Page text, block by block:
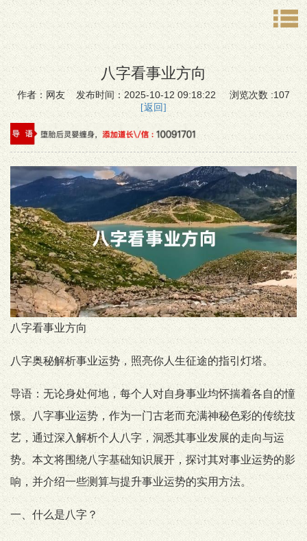
八字看事业方向
作者：网友 发布时间：2025-10-12 09:18:22 浏览次数 :107
[返回]
八字看事业方向
八字奥秘解析事业运势，照亮你人生征途的指引灯塔。
导语：无论身处何地，每个人对自身事业均怀揣着各自的憧
憬。八字事业运势，作为一门古老而充满神秘色彩的传统技
艺，通过深入解析个人八字，洞悉其事业发展的走向与运
势。本文将围绕八字基础知识展开，探讨其对事业运势的影
响，并介绍一些测算与提升事业运势的实用方法。
一、什么是八字？